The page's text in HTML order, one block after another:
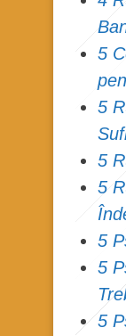
5
5
5
5
5
5
5